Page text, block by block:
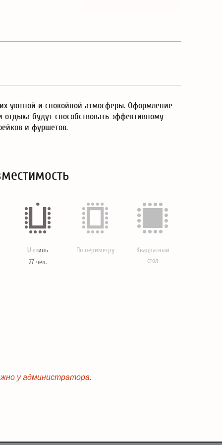
уютной и спокойной атмосферы. Оформление
будут способствовать эффективному
и фуршетов.
U-стиль
27 чел.
По периметру
Квадратный
стол
у администратора.